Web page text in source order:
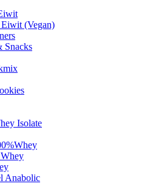
(Vegan)
Snacks
Isolate
Anabolic